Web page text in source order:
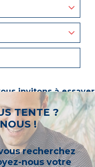
invitons à essayer
un « métier ».
TENTE ?
!
recherchez
nous votre